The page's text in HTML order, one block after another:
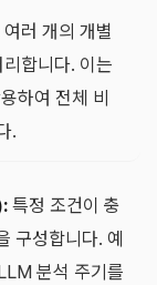
여러 개의 개별
합니다. 이는
하여 전체 비
.
특정 조건이 충
구성합니다. 예
분석 주기를